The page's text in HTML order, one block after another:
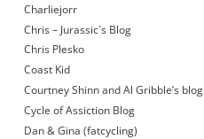
Charliejorr
Chris – Jurassic´s Blog
Chris Plesko
Coast Kid
Courtney Shinn and Al Gribble’s blog
Cycle of Assiction Blog
Dan & Gina (fatcycling)